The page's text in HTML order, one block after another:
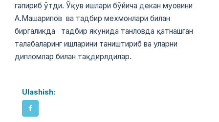
гапириб ўтди. Ўқув ишлари бўйича декан муовини
А.Машарипов ва тадбир мехмонлари билан
биргаликда тадбир якунида танловда қатнашган
талабаларинг ишларини таништириб ва уларни
дипломлар билан тақдирлдилар.
Ulashish: